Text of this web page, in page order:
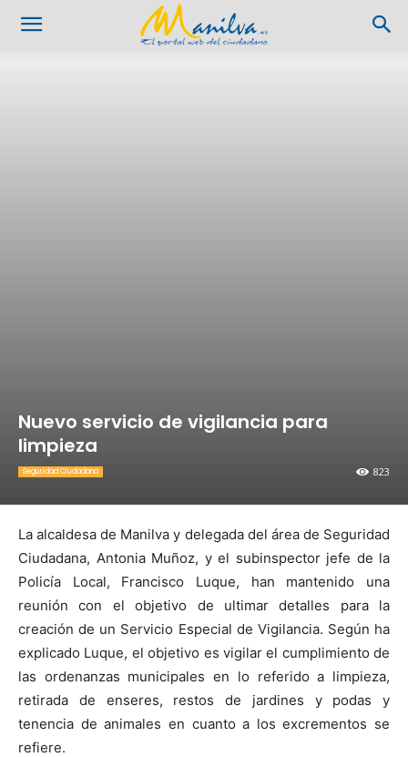
Nuevo servicio de vigilancia para
limpieza
823
Seguridad Ciudadana
La alcaldesa de Manilva y delegada del área de Seguridad
Ciudadana, Antonia Muñoz, y el subinspector jefe de la
Policía Local, Francisco Luque, han mantenido una
reunión con el objetivo de ultimar detalles para la
creación de un Servicio Especial de Vigilancia. Según ha
explicado Luque, el objetivo es vigilar el cumplimiento de
las ordenanzas municipales en lo referido a limpieza,
retirada de enseres, restos de jardines y podas y
tenencia de animales en cuanto a los excrementos se
refiere.